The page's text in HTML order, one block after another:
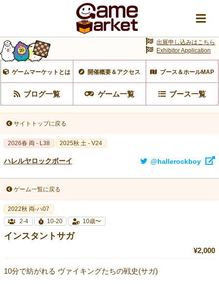
ゲームマーケットとは 開催概要＆アクセス ブース＆ホールMAP
ブログ一覧 ゲーム一覧 ブース一覧
出展申し込みはこちら
Exhibitor Application
サイトトップに戻る
2026春 両 - L38 2025秋 土 - V24
ハレルヤロックボーイ @hallerockboy
ゲーム一覧に戻る
2022秋 両-ハ07
2-4
10-20 10歳〜
インスタントサガ
¥2,000
10分で紡がれる ヴァイキングたちの戦史(サガ)